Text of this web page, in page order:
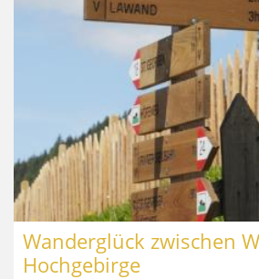
Wanderglück zwischen
Hochgebirge